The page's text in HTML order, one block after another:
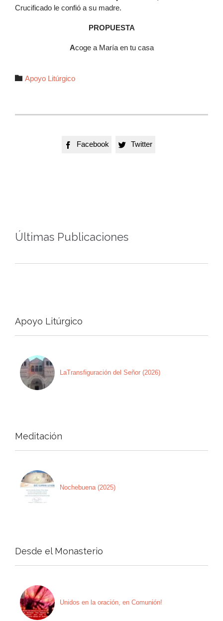
Crucificado le confió a su madre.
PROPUESTA
Acoge a María en tu casa
 Autor
Apoyo Litúrgico
 Facebook  Twitter
Últimas Publicaciones
Apoyo Litúrgico
LaTransfiguración del Señor (2026)
Meditación
Nochebuena (2025)
Desde el Monasterio
Unidos en la oración, en Comunión!